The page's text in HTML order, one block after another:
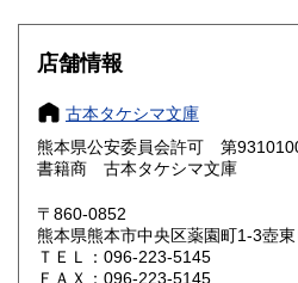
大阪府
奈良県
鳥取県 300円
岡山県
山口県 300円
店舗情報
古本タケシマ文庫
熊本県公安委員会許可 第
書籍商 古本タケシマ文庫
〒860-0852
熊本県熊本市中央区薬園町1-3壺
ＴＥＬ：096-223-5145
ＦＡＸ：096-223-5145